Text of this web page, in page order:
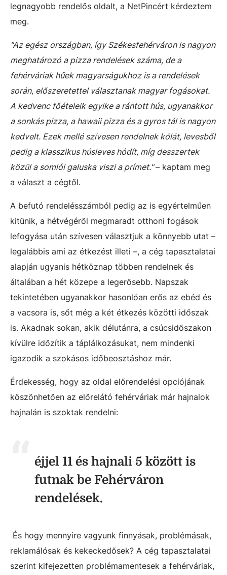
legnagyobb rendelős oldalt, a NetPincért kérdeztem
meg.
"Az egész országban, így Székesfehérváron is nagyon
meghatározó a pizza rendelések száma, de a
fehérváriak hűek magyarságukhoz is a rendelések
során, előszeretettel választanak magyar fogásokat.
A kedvenc főételeik egyike a rántott hús, ugyanakkor
a sonkás pizza, a hawaii pizza és a gyros tál is nagyon
kedvelt. Ezek mellé szívesen rendelnek kólát, levesből
pedig a klasszikus húsleves hódít, míg desszertek
közül a somlói galuska viszi a prímet."– kaptam meg
a választ a cégtől.
A befutó rendelésszámból pedig az is egyértelműen
kitűnik, a hétvégéről megmaradt otthoni fogások
lefogyása után szívesen választjuk a könnyebb utat –
legalábbis ami az étkezést illeti –, a cég tapasztalatai
alapján ugyanis hétköznap többen rendelnek és
általában a hét közepe a legerősebb. Napszak
tekintetében ugyanakkor hasonlóan erős az ebéd és
a vacsora is, sőt még a két étkezés közötti időszak
is. Akadnak sokan, akik délutánra, a csúcsidőszakon
kívülre időzítik a táplálkozásukat, nem mindenki
igazodik a szokásos időbeosztáshoz már.
Érdekesség, hogy az oldal előrendelési opciójának
köszönhetően az előrelátó fehérváriak már hajnalok
hajnalán is szoktak rendelni:
éjjel 11 és hajnali 5 között is
futnak be Fehérváron
rendelések.
És hogy mennyire vagyunk finnyásak, problémásak,
reklamálósak és kekeckedősek? A cég tapasztalatai
szerint kifejezetten problémamentesek a fehérváriak,